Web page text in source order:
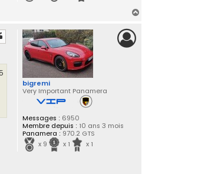
bigremi
Very Important Panamera
Messages : 6950
Membre depuis : 10 ans 3 mois
Panamera : 970.2 GTS
x 9
x 1 x 1